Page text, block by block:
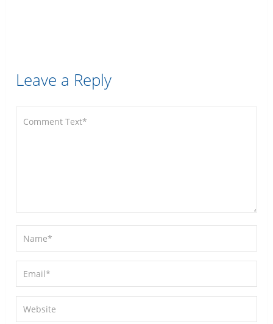
Leave a Reply